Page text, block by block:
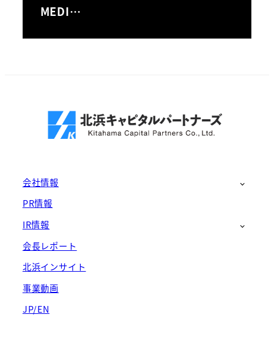
MEDI…
会社情報
PR情報
IR情報
会長レポート
北浜インサイト
事業動画
JP/EN